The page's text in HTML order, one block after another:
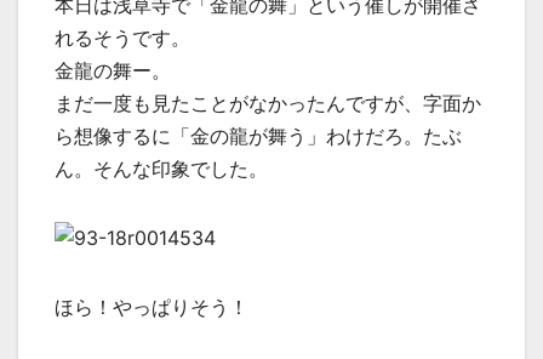
れるそうです。
金龍の舞ー。
まだ一度も見たことがなかったんですが、字面か
ら想像するに「金の龍が舞う」わけだろ。たぶ
ん。そんな印象でした。
ほら！やっぱりそう！